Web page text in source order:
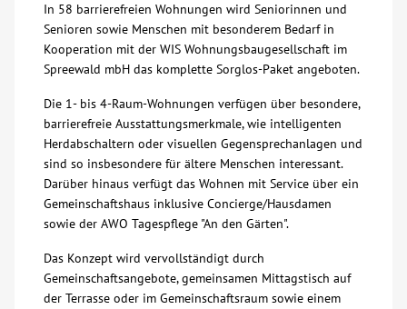
Über uns
Veranstaltungen
Spenden
Mitmachen
Karriere
Ausbildung
In 58 barrierefreien Wohnungen wird Seniorinnen und
Senioren sowie Menschen mit besonderem Bedarf in
Kooperation mit der WIS Wohnungsbaugesellschaft im
Spreewald mbH das komplette Sorglos-Paket angeboten.
Die 1- bis 4-Raum-Wohnungen verfügen über besondere,
barrierefreie Ausstattungsmerkmale, wie intelligenten
Herdabschaltern oder visuellen Gegensprechanlagen und
sind so insbesondere für ältere Menschen interessant.
Darüber hinaus verfügt das Wohnen mit Service über ein
Gemeinschaftshaus inklusive Concierge/Hausdamen
sowie der AWO Tagespflege "An den Gärten".
Das Konzept wird vervollständigt durch
Gemeinschaftsangebote, gemeinsamen Mittagstisch auf
der Terrasse oder im Gemeinschaftsraum sowie einem